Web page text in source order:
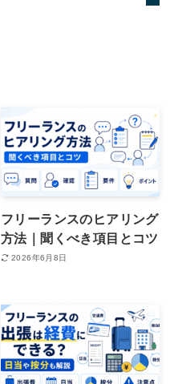
フリーランスのヒアリング
方法｜聞くべき項目とコツ
2026年6月8日